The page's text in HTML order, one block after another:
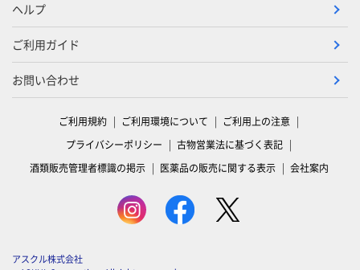
ヘルプ
ご利用ガイド
お問い合わせ
ご利用規約 ご利用環境について
ご利用上の注意
プライバシーポリシー
古物営業法に基づく表記
酒類販売管理者標識の掲示
医薬品の販売に関する表示 会社案内
アスクル株式会社